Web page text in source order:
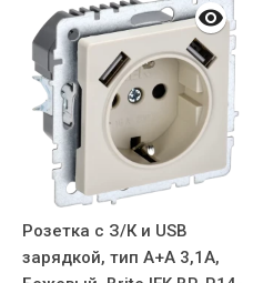
Розетка с З/К и USB
зарядкой, тип А+А 3,1А,